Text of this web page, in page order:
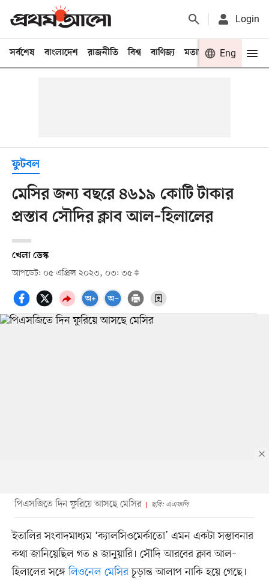
Login
সর্বশেষ বাংলাদেশ রাজনীতি বিশ্ব বাণিজ্য মতামত খেলা
Eng
ফুটবল
মেসির জন্য বছরে ৪৬১৯ কোটি টাকার
প্রস্তাব সৌদির ক্লাব আল–হিলালের
খেলা ডেস্ক
আপডেট: ০৫ এপ্রিল ২০২৩, ০৩: ৩৫
পিএসজিতে দিন ফুরিয়ে আসছে মেসির ছবি: এএফপি
ইতালির সংবাদমাধ্যম ‘ক্যালসিওমের্কাতো’ এমন একটা সম্ভাবনার
কথা জানিয়েছিল গত ৪ জানুয়ারি। সৌদি আরবের ক্লাব আল–
হিলালের সঙ্গেলিওনেল মেসিরচূড়ান্ত আলাপ নাকি হয়ে গেছে।